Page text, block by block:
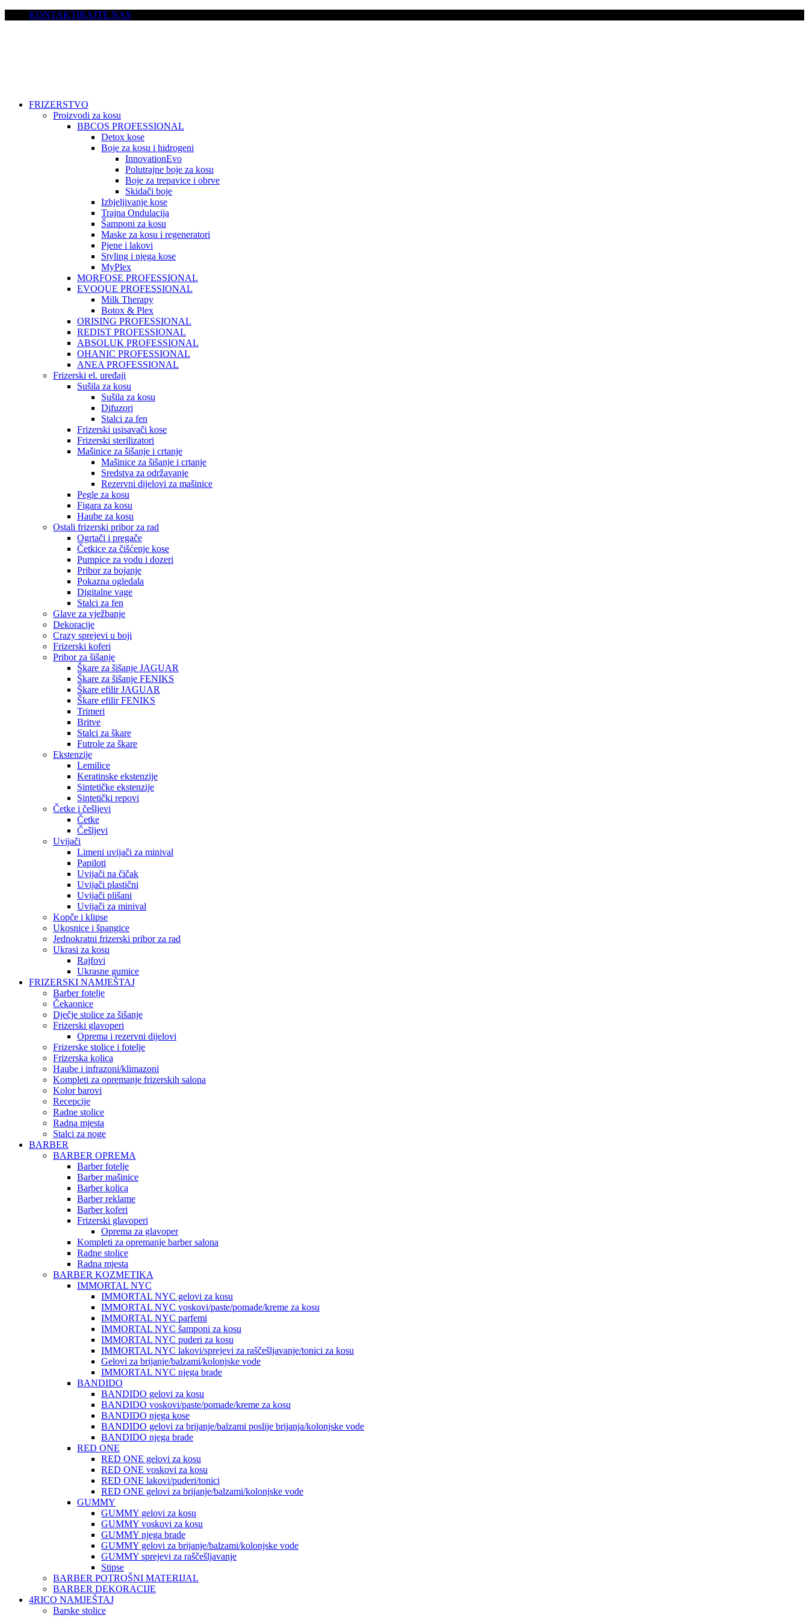
KONTAKTIRAJTE NAS
FRIZERSTVO
Proizvodi za kosu
BBCOS PROFESSIONAL
Detox kose
Boje za kosu i hidrogeni
InnovationEvo
Polutrajne boje za kosu
Boje za trepavice i obrve
Skidači boje
Izbjeljivanje kose
Trajna Ondulacija
Šamponi za kosu
Maske za kosu i regeneratori
Pjene i lakovi
Styling i njega kose
MyPlex
MORFOSE PROFESSIONAL
EVOQUE PROFESSIONAL
Milk Therapy
Botox & Plex
ORISING PROFESSIONAL
REDIST PROFESSIONAL
ABSOLUK PROFESSIONAL
OHANIC PROFESSIONAL
ANEA PROFESSIONAL
Frizerski el. uređaji
Sušila za kosu
Sušila za kosu
Difuzori
Stalci za fen
Frizerski usisavači kose
Frizerski sterilizatori
Mašinice za šišanje i crtanje
Mašinice za šišanje i crtanje
Sredstva za održavanje
Rezervni dijelovi za mašinice
Pegle za kosu
Figara za kosu
Haube za kosu
Ostali frizerski pribor za rad
Ogrtači i pregače
Četkice za čišćenje kose
Pumpice za vodu i dozeri
Pribor za bojanje
Pokazna ogledala
Digitalne vage
Stalci za fen
Glave za vježbanje
Dekoracije
Crazy sprejevi u boji
Frizerski koferi
Pribor za šišanje
Škare za šišanje JAGUAR
Škare za šišanje FENIKS
Škare efilir JAGUAR
Škare efilir FENIKS
Trimeri
Britve
Stalci za škare
Futrole za škare
Ekstenzije
Lemilice
Keratinske ekstenzije
Sintetičke ekstenzije
Sintetički repovi
Četke i češljevi
Četke
Češljevi
Uvijači
Limeni uvijači za minival
Papiloti
Uvijači na čičak
Uvijači plastični
Uvijači plišani
Uvijači za minival
Kopče i klipse
Ukosnice i špangice
Jednokratni frizerski pribor za rad
Ukrasi za kosu
Rajfovi
Ukrasne gumice
FRIZERSKI NAMJEŠTAJ
Barber fotelje
Čekaonice
Dječje stolice za šišanje
Frizerski glavoperi
Oprema i rezervni dijelovi
Frizerske stolice i fotelje
Frizerska kolica
Haube i infrazoni/klimazoni
Kompleti za opremanje frizerskih salona
Kolor barovi
Recepcije
Radne stolice
Radna mjesta
Stalci za noge
BARBER
BARBER OPREMA
Barber fotelje
Barber mašinice
Barber kolica
Barber reklame
Barber koferi
Frizerski glavoperi
Oprema za glavoper
Kompleti za opremanje barber salona
Radne stolice
Radna mjesta
BARBER KOZMETIKA
IMMORTAL NYC
IMMORTAL NYC gelovi za kosu
IMMORTAL NYC voskovi/paste/pomade/kreme za kosu
IMMORTAL NYC parfemi
IMMORTAL NYC šamponi za kosu
IMMORTAL NYC puderi za kosu
IMMORTAL NYC lakovi/sprejevi za raščešljavanje/tonici za kosu
Gelovi za brijanje/balzami/kolonjske vode
IMMORTAL NYC njega brade
BANDIDO
BANDIDO gelovi za kosu
BANDIDO voskovi/paste/pomade/kreme za kosu
BANDIDO njega kose
BANDIDO gelovi za brijanje/balzami poslije brijanja/kolonjske vode
BANDIDO njega brade
RED ONE
RED ONE gelovi za kosu
RED ONE voskovi za kosu
RED ONE lakovi/puderi/tonici
RED ONE gelovi za brijanje/balzami/kolonjske vode
GUMMY
GUMMY gelovi za kosu
GUMMY voskovi za kosu
GUMMY njega brade
GUMMY gelovi za brijanje/balzami/kolonjske vode
GUMMY sprejevi za raščešljavanje
Stipse
BARBER POTROŠNI MATERIJAL
BARBER DEKORACIJE
4RICO NAMJEŠTAJ
Barske stolice